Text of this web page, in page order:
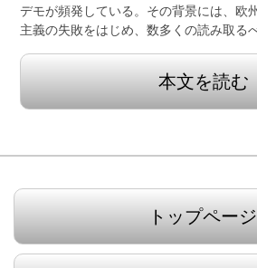
デモが頻発している。その背景には、欧
主義の失敗をはじめ、数多くの読み取る
本文を読む
トップページ